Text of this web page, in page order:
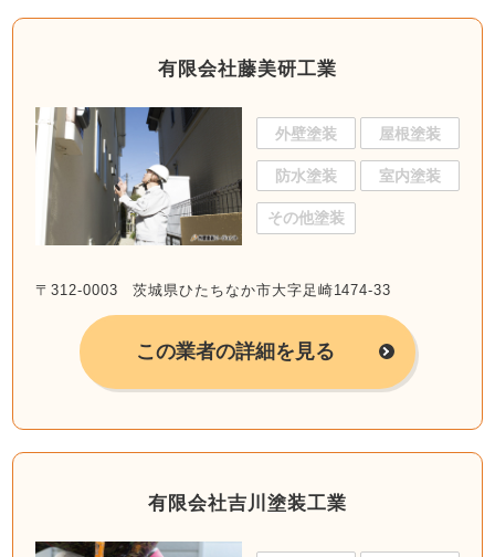
有限会社藤美研工業
外壁塗装 屋根塗装
防水塗装 室内塗装
その他塗装
〒312-0003 茨城県ひたちなか市大字足崎1474-33
この業者の詳細を見る
有限会社吉川塗装工業